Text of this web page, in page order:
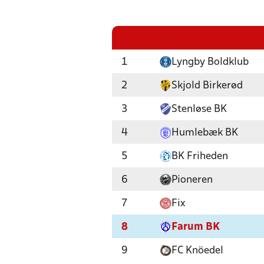
1 Lyngby Boldklub
2 Skjold Birkerød
3 Stenløse BK
4 Humlebæk BK
5 BK Friheden
6 Pioneren
7 Fix
8 Farum BK
9 FC Knöedel